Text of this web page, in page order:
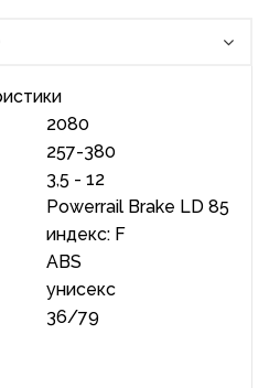
2080
257-380
3,5 - 12
Powerrail Brake LD 85
индекс: F
ABS
унисекс
36/79